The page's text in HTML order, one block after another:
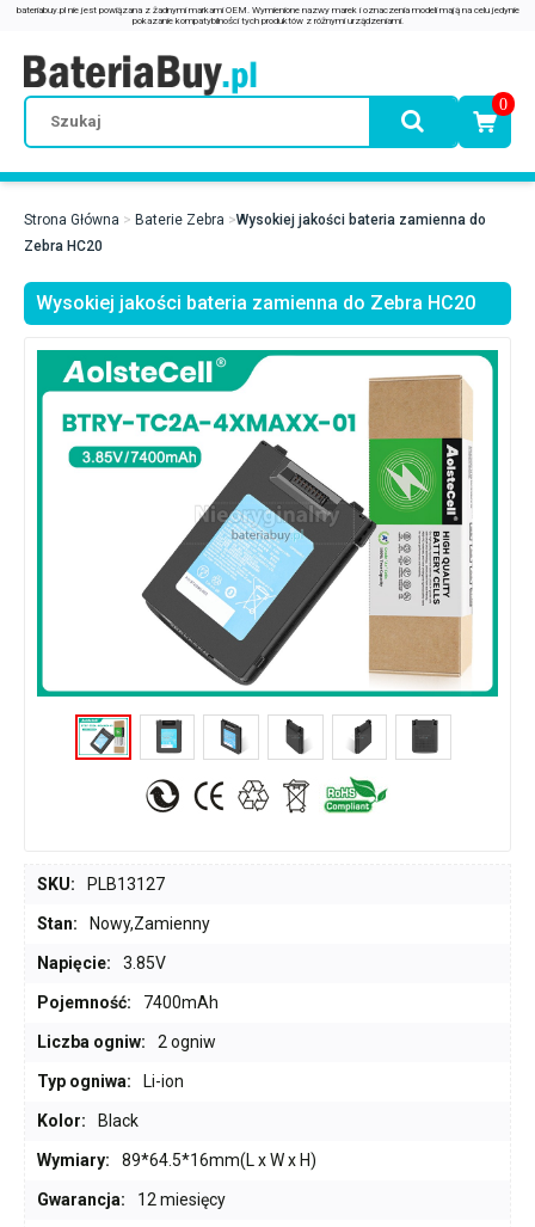
0
Strona Główna Baterie Zebra
Wysokiej jakości bateria zamienna do
Zebra HC20
Wysokiej jakości bateria zamienna do Zebra HC20
SKU: PLB13127
Stan: Nowy,Zamienny
Napięcie: 3.85V
Pojemność: 7400mAh
Liczba ogniw: 2 ogniw
Typ ogniwa: Li-ion
Kolor: Black
Wymiary: 89*64.5*16mm(L x W x H)
Gwarancja: 12 miesięcy